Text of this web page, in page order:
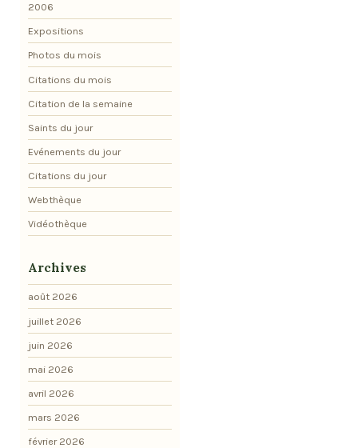
2006
Expositions
Photos du mois
Citations du mois
Citation de la semaine
Saints du jour
Evénements du jour
Citations du jour
Webthèque
Vidéothèque
Archives
août 2026
juillet 2026
juin 2026
mai 2026
avril 2026
mars 2026
février 2026